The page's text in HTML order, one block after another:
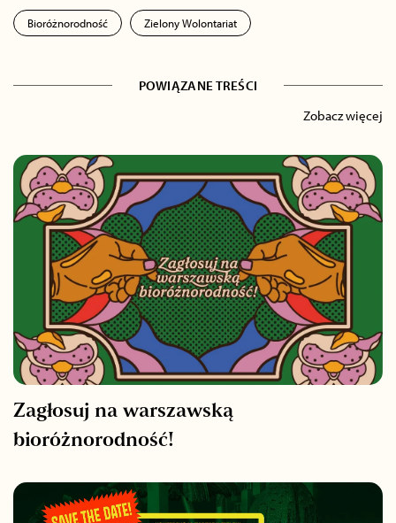
Bioróżnorodność Zielony Wolontariat
POWIĄZANE TREŚCI
Zobacz więcej
Zagłosuj na warszawską
bioróżnorodność!